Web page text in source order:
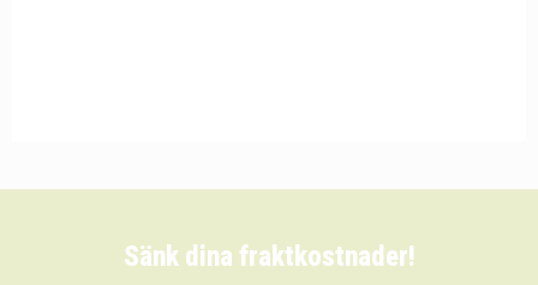
Sänk dina fraktkostnader!